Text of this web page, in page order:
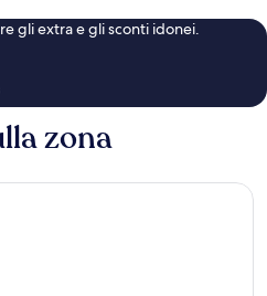
gli extra e gli sconti idonei.
zona